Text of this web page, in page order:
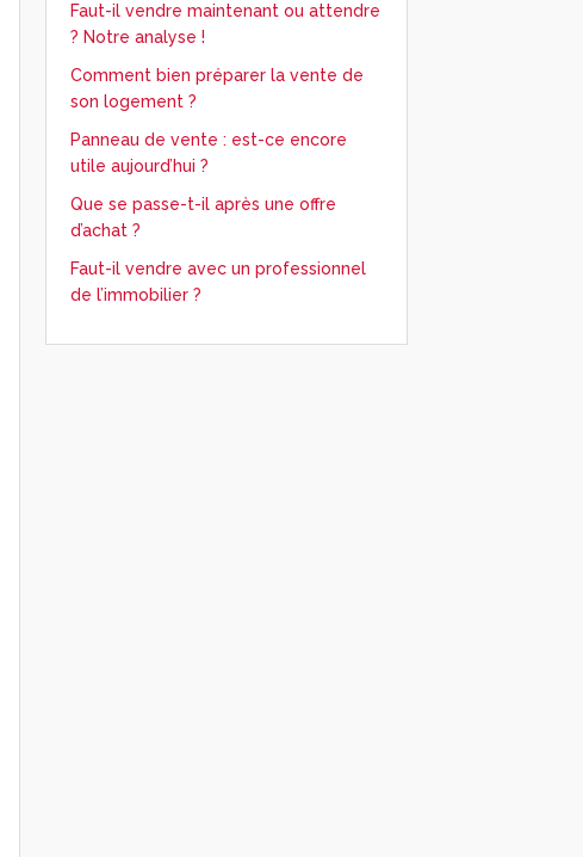
Faut-il vendre maintenant ou attendre
? Notre analyse !
Comment bien préparer la vente de
son logement ?
Panneau de vente : est-ce encore
utile aujourd’hui ?
Que se passe-t-il après une offre
d’achat ?
Faut-il vendre avec un professionnel
de l’immobilier ?